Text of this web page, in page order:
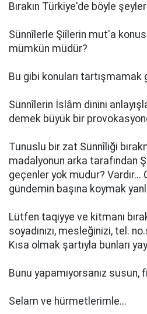
Bırakın Türkiye'de böyle
Sünnîlerle Şiîlerin mut'a
mümkün müdür?
Bu gibi konuları tartışmamak
Sünnîlerin İslâm dinini
demek büyük bir
Tunuslu bir zat Sünnîliği
madalyonun arka tarafından
geçenler yok mudur? Vardır...
gündemin başına koymak
Lütfen taqiyye ve kitmanı
soyadınızı, mesleğinizi, tel.
Kısa olmak şartıyla bunları
Bunu yapamıyorsanız susun,
Selam ve hürmetlerimle...